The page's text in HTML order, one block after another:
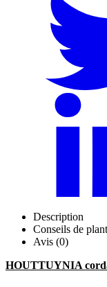
Description
Conseils de
Avis (0)
HOUTTUYNIA